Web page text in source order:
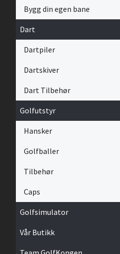
Bygg din egen bane
Dart
Dartpiler
Dartskiver
Dart Tilbehør
Golfutstyr
Hansker
Golfballer
Tilbehør
Caps
Golfsimulator
Vår Butikk